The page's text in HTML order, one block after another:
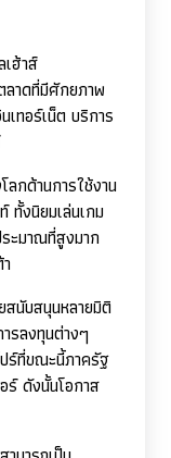
ฮ้าส์
ลาดที่มีศักยภาพ
เทอร์เน็ต บริการ
กด้านการใช้งาน
ทั้งนิยมเล่นเกม
ะมาณที่สูงมาก
สนับสนุนหลายมิติ
รลงทุนต่างๆ
ร์ที่ขณะนี้ภาครัฐ
ร์ ดังนั้นโอกาส